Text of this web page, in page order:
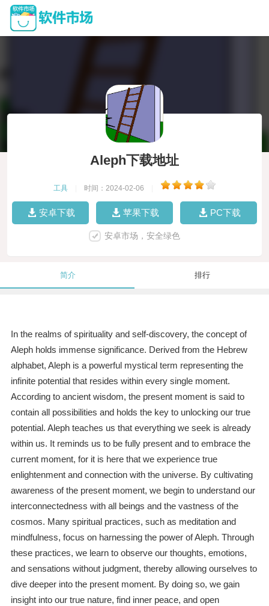
Aleph下载地址
工具 时间：2024-02-06
安卓下载 苹果下载 PC下载
安卓市场，安全绿色
简介 排行
In the realms of spirituality and self-discovery, the concept of
Aleph holds immense significance. Derived from the Hebrew
alphabet, Aleph is a powerful mystical term representing the
infinite potential that resides within every single moment.
According to ancient wisdom, the present moment is said to
contain all possibilities and holds the key to unlocking our true
potential. Aleph teaches us that everything we seek is already
within us. It reminds us to be fully present and to embrace the
current moment, for it is here that we experience true
enlightenment and connection with the universe. By cultivating
awareness of the present moment, we begin to understand our
interconnectedness with all beings and the vastness of the
cosmos. Many spiritual practices, such as meditation and
mindfulness, focus on harnessing the power of Aleph. Through
these practices, we learn to observe our thoughts, emotions,
and sensations without judgment, thereby allowing ourselves to
dive deeper into the present moment. By doing so, we gain
insight into our true nature, find inner peace, and open